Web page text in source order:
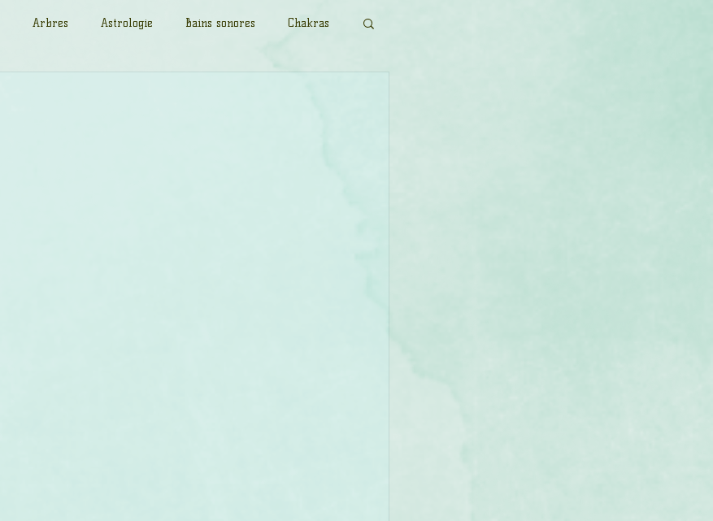
Arbres Astrologie Bains sonores Chakras